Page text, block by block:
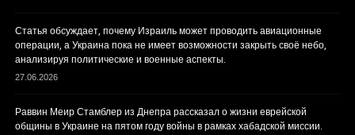
Статья обсуждает, почему Израиль может проводить авиационные
операции, а Украина пока не имеет возможности закрыть своё небо,
анализируя политические и военные аспекты.
27.06.2026
Раввин Меир Стамблер из Днепра рассказал о жизни еврейской
общины в Украине на пятом году войны в рамках хабадской миссии.